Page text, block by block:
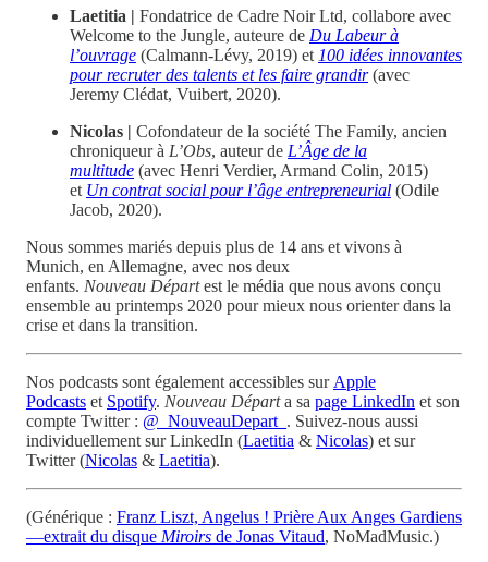
Laetitia | Fondatrice de Cadre Noir Ltd, collabore avec
Welcome to the Jungle, auteure de Du Labeur à
l’ouvrage (Calmann-Lévy, 2019) et100 idées innovantes
pour recruter des talents et les faire grandir(avec
Jeremy Clédat, Vuibert, 2020).
Nicolas | Cofondateur de la société The Family, ancien
chroniqueur à L’Obs, auteur de L’Âge de la
multitude (avec Henri Verdier, Armand Colin, 2015)
et Un contrat social pour l’âge entrepreneurial (Odile
Jacob, 2020).
Nous sommes mariés depuis plus de 14 ans et vivons à
Munich, en Allemagne, avec nos deux
enfants. Nouveau Départest le média que nous avons conçu
ensemble au printemps 2020 pour mieux nous orienter dans la
crise et dans la transition.
Nos podcasts sont également accessibles surApple
Podcasts et Spotify. Nouveau Départa sa page LinkedIn et son
compte Twitter : @_NouveauDepart_ . Suivez-nous aussi
individuellement sur LinkedIn (Laetitia & Nicolas) et sur
Twitter (Nicolas & Laetitia).
(Générique : Franz Liszt, Angelus ! Prière Aux Anges Gardiens
—extrait du disque Miroirs de Jonas Vitaud, NoMadMusic.)